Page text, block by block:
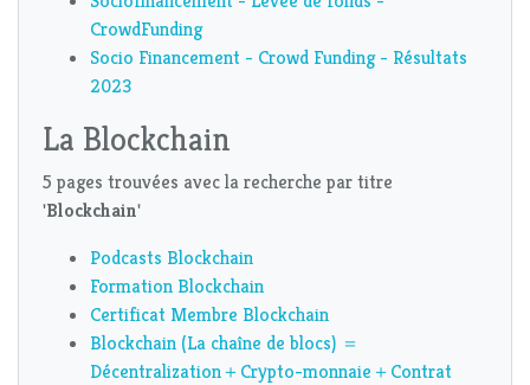
CrowdFunding
Socio Financement - Crowd Funding - Résultats
2023
La Blockchain
5 pages trouvées avec la recherche par titre
'Blockchain'
Podcasts Blockchain
Formation Blockchain
Certificat Membre Blockchain
Blockchain (La chaîne de blocs) ＝
Décentralization＋Crypto-monnaie＋Contrat